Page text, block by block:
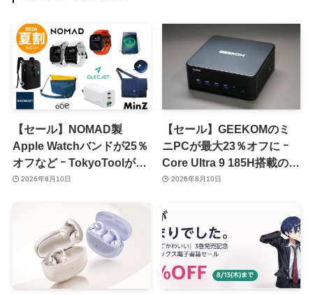
【セール】NOMAD製
Apple Watchバンドが25％
オフなど ｰ TokyoToolが
｢2026 夏割 SUMMER
2026年8月10日
【セール】GEEKOMのミ
ニPCが最大23％オフに ｰ
Core Ultra 9 185H搭載の
｢IT13 Max｣が15％オフなど
2026年8月10日